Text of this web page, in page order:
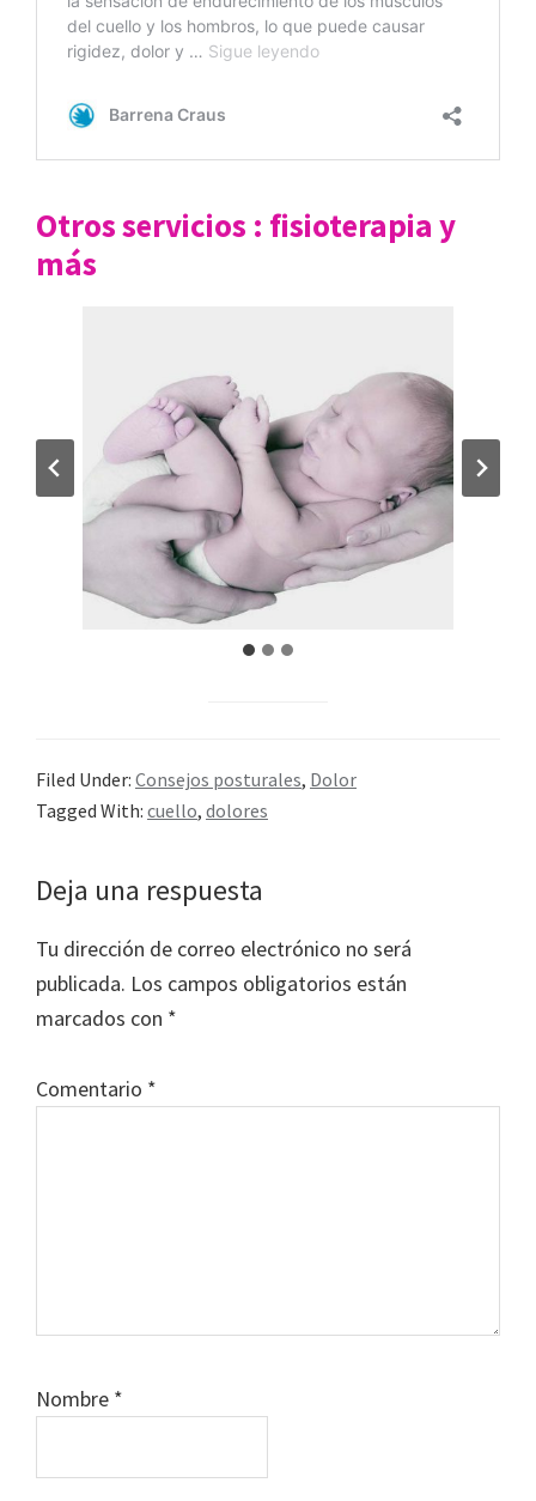
Otros servicios : fisioterapia y
más
Filed Under: Consejos posturales, Dolor
Tagged With: cuello, dolores
Reader
Interactions
Deja una respuesta
Tu dirección de correo electrónico no será
publicada. Los campos obligatorios están
marcados con *
Comentario *
Nombre *